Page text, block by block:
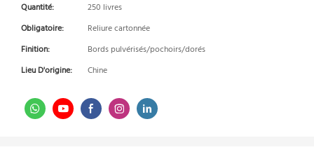
Quantité:
250 livres
Obligatoire:
Reliure cartonnée
Finition:
Bords pulvérisés/pochoirs/dorés
Lieu D'origine:
Chine